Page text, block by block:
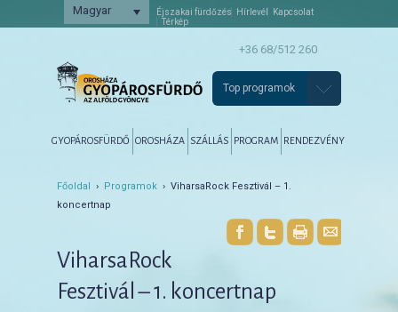
Magyar Éjszakai fürdőzés Hírlevél
Kapcsolat
Térkép
+36 68/512 260
Top programok
Tovább az elsődleges tartalomra
Tovább a másodlagos tartalomra
GYOPÁROSFÜRDŐ OROSHÁZA SZÁLLÁS PROGRAM RENDEZVÉNY
Főoldal › Programok › ViharsaRock Fesztivál – 1.
koncertnap
ViharsaRock
Fesztivál – 1. koncertnap